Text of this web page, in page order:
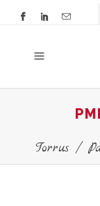
Torrus/